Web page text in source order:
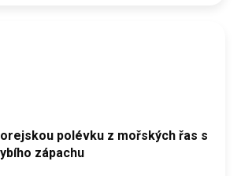
polévku z mořských řas s
zápachu